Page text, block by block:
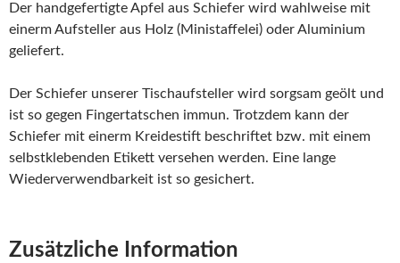
Der handgefertigte Apfel aus Schiefer wird wahlweise mit
einerm Aufsteller aus Holz (Ministaffelei) oder Aluminium
geliefert.
Der Schiefer unserer Tischaufsteller wird sorgsam geölt und
ist so gegen Fingertatschen immun. Trotzdem kann der
Schiefer mit einerm Kreidestift beschriftet bzw. mit einem
selbstklebenden Etikett versehen werden. Eine lange
Wiederverwendbarkeit ist so gesichert.
Zusätzliche Information